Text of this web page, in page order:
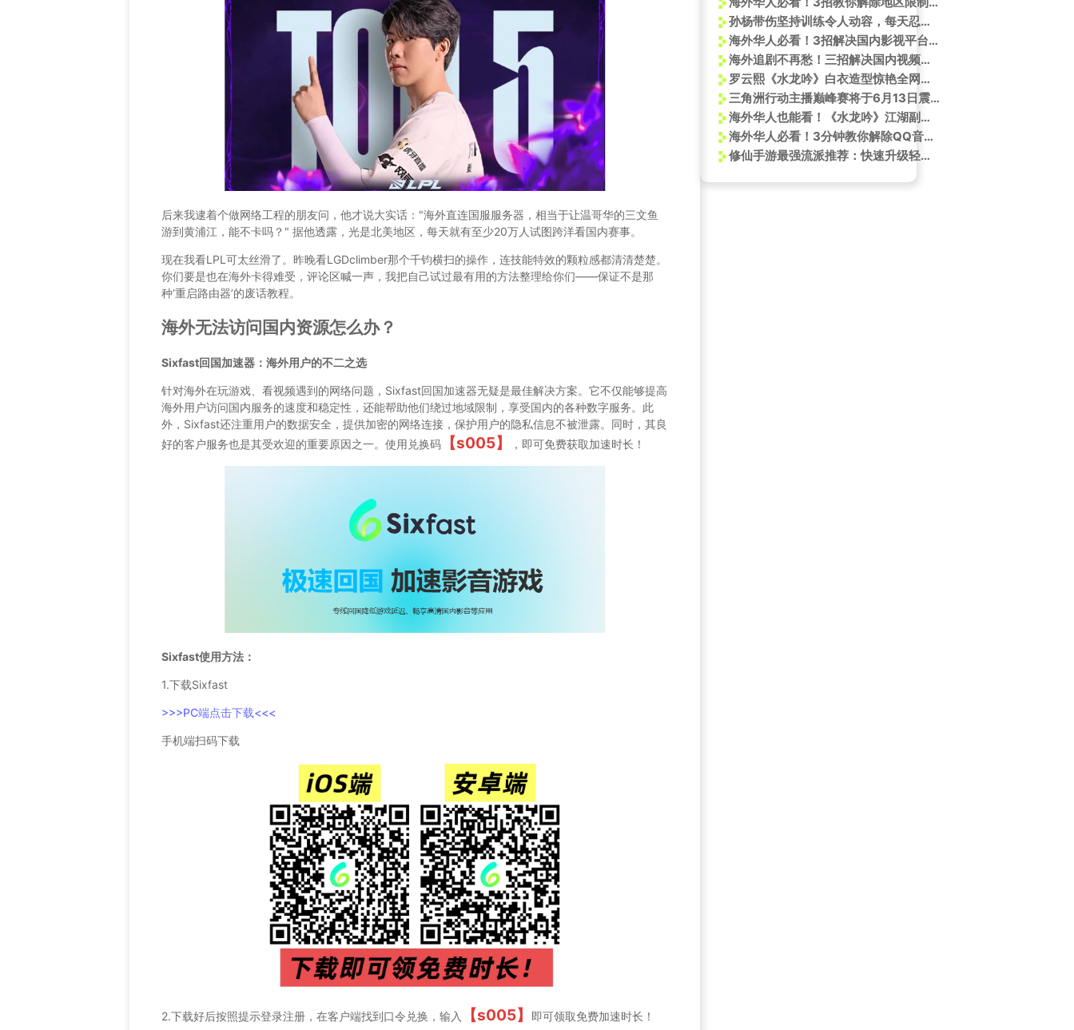
后来我逮着个做网络工程的朋友问，他才说大实话："海外直连国服服务器，相当于让温哥华的三文鱼
游到黄浦江，能不卡吗？" 据他透露，光是北美地区，每天就有至少20万人试图跨洋看国内赛事。
现在我看LPL可太丝滑了。昨晚看LGDclimber那个千钧横扫的操作，连技能特效的颗粒感都清清楚楚。
你们要是也在海外卡得难受，评论区喊一声，我把自己试过最有用的方法整理给你们——保证不是那
种‘重启路由器’的废话教程。
海外无法访问国内资源怎么办？
Sixfast回国加速器：海外用户的不二之选
针对海外在玩游戏、看视频遇到的网络问题，Sixfast回国加速器无疑是最佳解决方案。它不仅能够提高
海外用户访问国内服务的速度和稳定性，还能帮助他们绕过地域限制，享受国内的各种数字服务。此
外，Sixfast还注重用户的数据安全，提供加密的网络连接，保护用户的隐私信息不被泄露。同时，其良
好的客户服务也是其受欢迎的重要原因之一。使用兑换码
【s005】 ，即可免费获取加速时长！
Sixfast使用方法：
1.下载Sixfast
>>>PC端点击下载<<<
手机端扫码下载
2.下载好后按照提示登录注册，在客户端找到口令兑换，输入 【s005】 即可领取免费加速时长！
孙杨带伤坚持训练令人动容，每天忍痛下水背后藏着这些故事
海外华人必看！3招解决国内影视平台地区限制，追《守护者们》不再卡顿
海外追剧不再愁！三招解决国内视频平台地区限制和卡顿问题
罗云熙《水龙吟》白衣造型惊艳全网！海外追剧党必看解锁攻略
三角洲行动主播巅峰赛将于6月13日震撼开赛！海外如何流畅看直播？
海外华人也能看！《水龙吟》江湖副本开启，沉浸式玄侠体验来袭
海外华人必看！3分钟教你解除QQ音乐地区限制，歌单变灰/无法登录全解决
修仙手游最强流派推荐：快速升级轻松飞升！